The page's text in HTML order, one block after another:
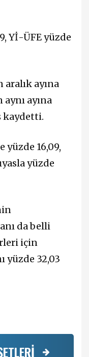
Yİ-ÜFE yüzde
aralık ayına
aynı ayına
kaydetti.
yüzde 16,09,
yüzde
da belli
için
yüzde 32,03